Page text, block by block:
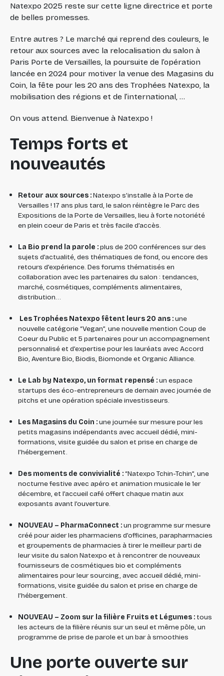
Natexpo 2025 reste sur cette ligne directrice et porte
de belles promesses.
Entre autres ? Le marché qui reprend des couleurs, le
retour aux sources avec la relocalisation du salon à
Paris Porte de Versailles, la poursuite de l’opération
lancée en 2024 pour motiver la venue des Magasins du
Coin, la fête pour les 20 ans des Trophées Natexpo, la
mobilisation des régions et de l’international, …
On vous attend. Bienvenue à Natexpo !
Temps forts et
nouveautés
Retour aux sources :Natexpo s’installe à la Porte de
Versailles ! 17 ans plus tard, le salon réintègre le Parc des
Expositions de la Porte de Versailles, lieu à forte notoriété
en plein coeur de Paris et très facile d’accès.
La Bio prend la parole :plus de 200 conférences sur des
sujets d’actualité, des thématiques de fond, ou encore des
retours d’expérience. Des forums thématisés en
collaboration avec les partenaires du salon : tendances,
marché, cosmétiques, compléments alimentaires,
distribution…
Les Trophées Natexpo fêtent leurs 20 ans :une
nouvelle catégorie “Vegan”, une nouvelle mention Coup de
Coeur du Public et 5 partenaires pour un accompagnement
personnalisé et d’expertise pour les lauréats avec Accord
Bio, Aventure Bio, Biodis, Biomonde et Organic Alliance.
Le Lab by Natexpo, un format repensé :un espace
startups des éco-entrepreneurs de demain avec journée de
pitchs et une opération spéciale investisseurs.
Les Magasins du Coin :une journée sur mesure pour les
petits magasins indépendants avec accueil dédié, mini-
formations, visite guidée du salon et prise en charge de
l’hébergement.
Des moments de convivialité :“Natexpo Tchin-Tchin”, une
nocturne festive avec apéro et animation musicale le 1er
décembre, et l’accueil café offert chaque matin aux
exposants avant l’ouverture.
NOUVEAU – PharmaConnect :un programme sur mesure
créé pour aider les pharmaciens d’officines, parapharmacies
et groupements de pharmacies à tirer le meilleur parti de
leur visite du salon Natexpo et à rencontrer de nouveaux
fournisseurs de cosmétiques bio et compléments
alimentaires pour leur sourcing, avec accueil dédié, mini-
formations, visite guidée du salon et prise en charge de
l’hébergement.
NOUVEAU – Zoom sur la filière Fruits et Légumes : tous
les acteurs de la filière réunis sur un seul et même pôle, un
programme de prise de parole et un bar à smoothies
Une porte ouverte sur